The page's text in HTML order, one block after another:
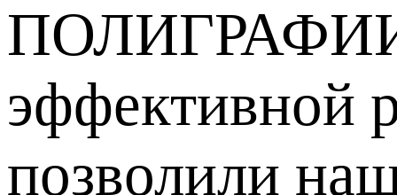
ПОЛИГРАФИИ.
эффективной
позволили